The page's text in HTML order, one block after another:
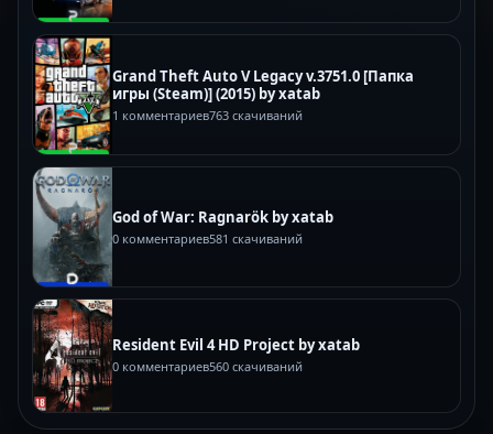
Grand Theft Auto V Legacy v.3751.0 [Папка
игры (Steam)] (2015) by xatab
1 комментариев763 скачиваний
God of War: Ragnarök by xatab
0 комментариев581 скачиваний
Resident Evil 4 HD Project by xatab
0 комментариев560 скачиваний